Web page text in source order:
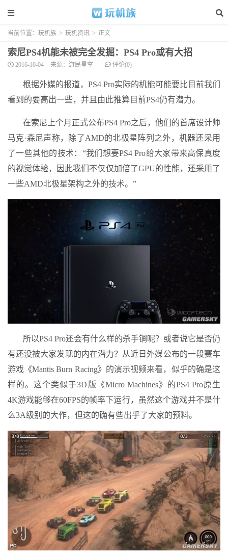
当前位置： 玩机族 > 玩机资讯 > 正文
索尼PS4机能未被完全发掘：PS4 Pro或有大招
2016-10-04 来源：游民星空 评论(0)
根据外媒的报道，PS4 Pro实际的机能可能要比目前我们
看到的要高出一些，并且由此推算目前PS4仍有潜力。
在索尼上个月正式公布PS4 Pro之后，他们的首席设计师
马克·森尼声称，除了AMD的北极星阵列之外，机器还采用
了一些其他的技术：“我们想要PS4 Pro给大家带来高保真度
的视觉体验，因此我们不仅仅加倍了GPU的性能，还采用了
一些AMD北极星架构之外的技术。”
所以PS4 Pro还会有什么样的杀手锏呢？或者说它是否仍
有还没被大家发现的内在潜力？从近日外媒公布的一段赛车
游戏《Mantis Burn Racing》的演示视频来看，似乎的确是这
样的。这个类似于3D版《Micro Machines》的PS4 Pro原生
4K游戏能够在60FPS的帧率下运行，虽然这个游戏并不是什
么3A级别的大作，但这的确有些出乎了大家的预料。